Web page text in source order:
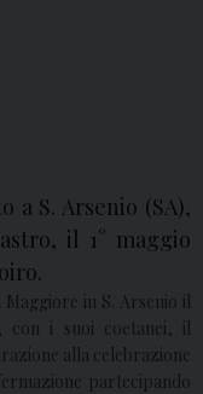
a S. Arsenio (SA),
il 1° maggio
in S. Arsenio il
con i suoi coetanei, il
alla celebrazione
partecipando